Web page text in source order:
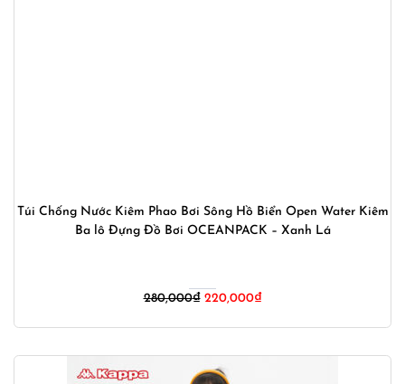
Túi Chống Nước Kiêm Phao Bơi Sông Hồ Biển Open Water Kiêm
Ba lô Đựng Đồ Bơi OCEANPACK – Xanh Lá
280,000₫ Giá
280,000₫.
220,000₫Giá
là: